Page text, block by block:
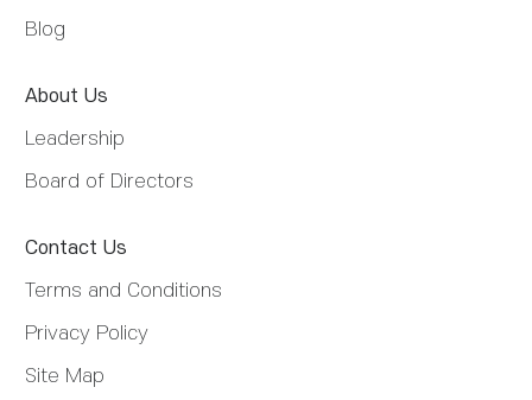
Blog
About Us
Leadership
Board of Directors
Contact Us
Terms and Conditions
Privacy Policy
Site Map